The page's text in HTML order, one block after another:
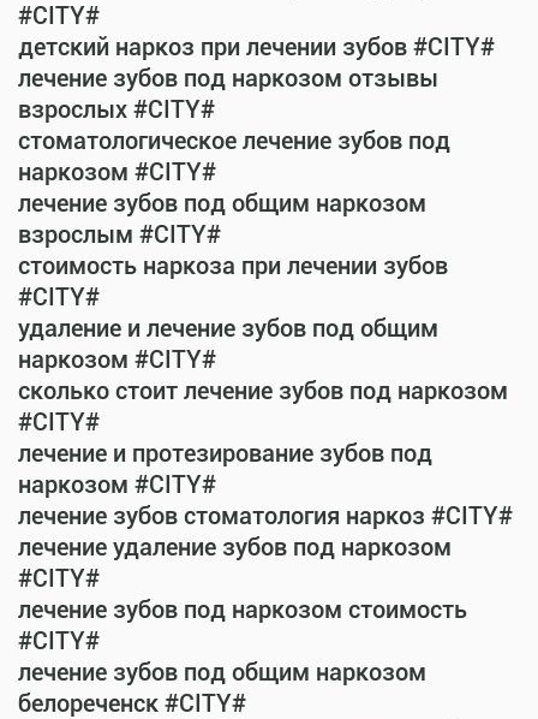
#CITY#
детский наркоз при лечении зубов #CITY#
лечение зубов под наркозом отзывы
взрослых #CITY#
стоматологическое лечение зубов под
наркозом #CITY#
лечение зубов под общим наркозом
взрослым #CITY#
стоимость наркоза при лечении зубов
#CITY#
удаление и лечение зубов под общим
наркозом #CITY#
сколько стоит лечение зубов под наркозом
#CITY#
лечение и протезирование зубов под
наркозом #CITY#
лечение зубов стоматология наркоз #CITY#
лечение удаление зубов под наркозом
#CITY#
лечение зубов под наркозом стоимость
#CITY#
лечение зубов под общим наркозом
белореченск #CITY#